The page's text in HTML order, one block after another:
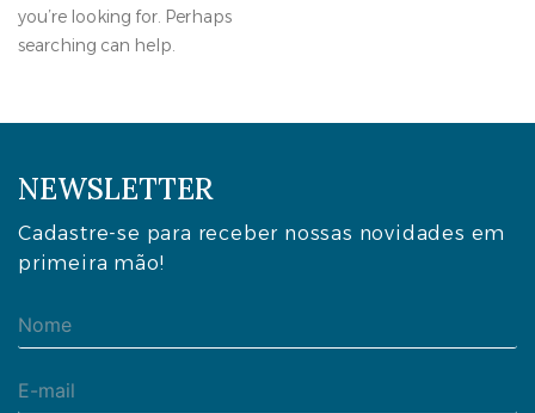
you’re looking for. Perhaps
searching can help.
NEWSLETTER
Cadastre-se para receber nossas novidades em
primeira mão!